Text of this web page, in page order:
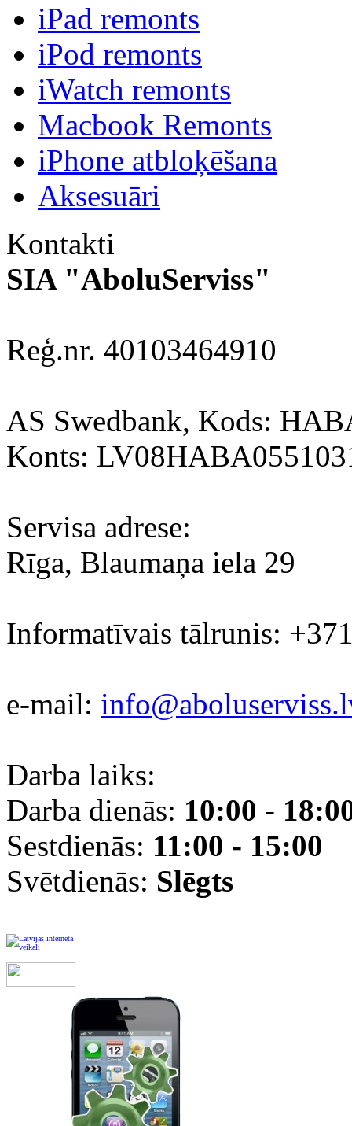
iPad remonts
iPod remonts
iWatch remonts
Macbook Remonts
iPhone atbloķēšana
Aksesuāri
Kontakti
SIA "AboluServiss"
Reģ.nr. 40103464910
AS Swedbank, Kods:
Konts:
Servisa adrese:
Rīga, Blaumaņa iela 29
Informatīvais tālrunis:
e-mail:
Darba laiks:
Darba dienās: 10:00 -
Sestdienās: 11:00 - 15:00
Svētdienās: Slēgts